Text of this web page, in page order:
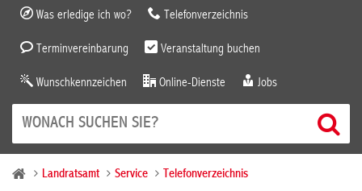
Was erledige ich wo? Telefonverzeichnis
Terminvereinbarung Veranstaltung buchen
Wunschkennzeichen Online-Dienste Jobs
Landratsamt Service Telefonverzeichnis